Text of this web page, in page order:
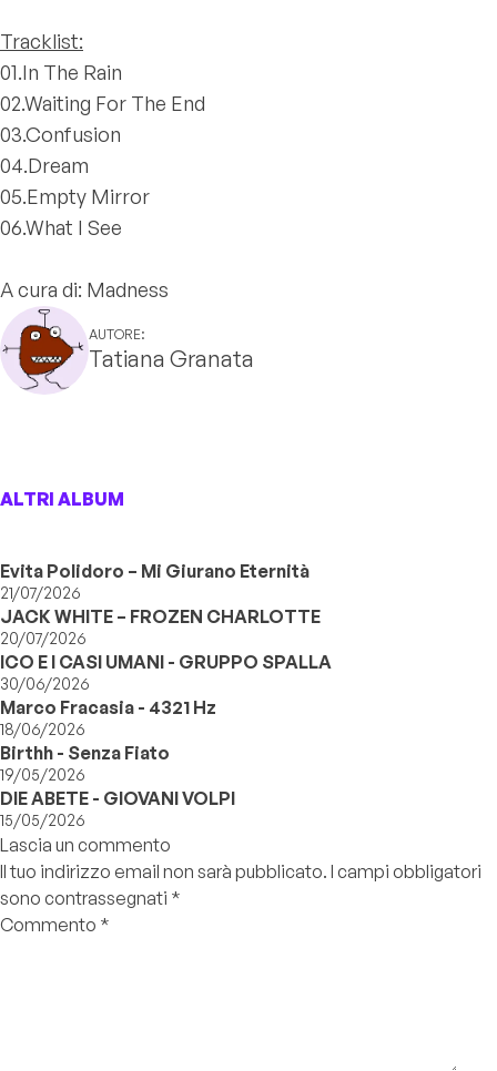
Tracklist:
01.In The Rain
02.Waiting For The End
03.Confusion
04.Dream
05.Empty Mirror
06.What I See
A cura di: Madness
AUTORE:
Tatiana Granata
ALTRI ALBUM
Evita Polidoro – Mi Giurano Eternità
21/07/2026
JACK WHITE – FROZEN CHARLOTTE
20/07/2026
ICO E I CASI UMANI - GRUPPO SPALLA
30/06/2026
Marco Fracasia - 4321 Hz
18/06/2026
Birthh - Senza Fiato
19/05/2026
DIE ABETE - GIOVANI VOLPI
15/05/2026
Lascia un commento
Il tuo indirizzo email non sarà pubblicato. I campi obbligatori
sono contrassegnati *
Commento *